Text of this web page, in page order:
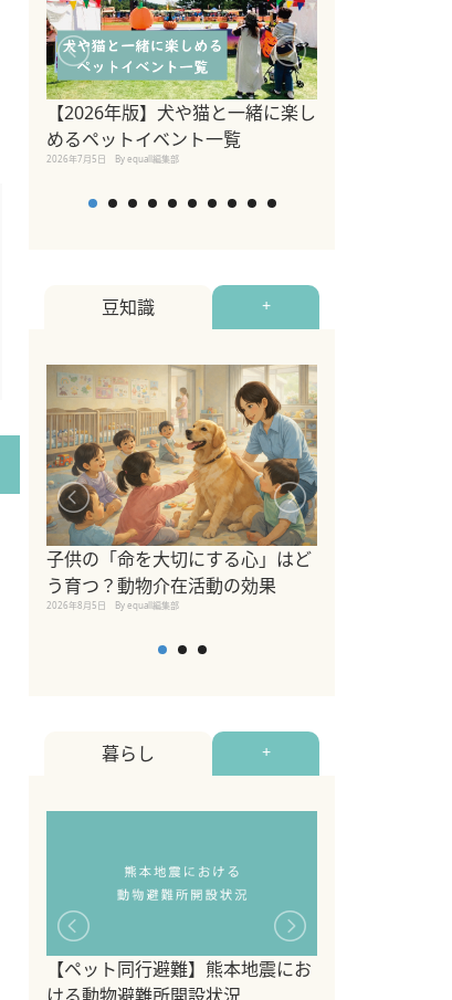
【2026年版】犬や猫と一緒に楽し
めるペットイベント一覧
2026年7月5日 By equall編集部
豆知識 +
子供の「命を大切にする心」はど
う育つ？動物介在活動の効果
2026年8月5日 By equall編集部
暮らし +
【ペット同行避難】熊本地震にお